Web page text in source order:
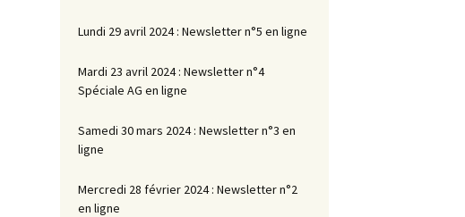
Lundi 29 avril 2024 : Newsletter n°5 en ligne
Mardi 23 avril 2024 : Newsletter n°4
Spéciale AG en ligne
Samedi 30 mars 2024 : Newsletter n°3 en
ligne
Mercredi 28 février 2024 : Newsletter n°2
en ligne